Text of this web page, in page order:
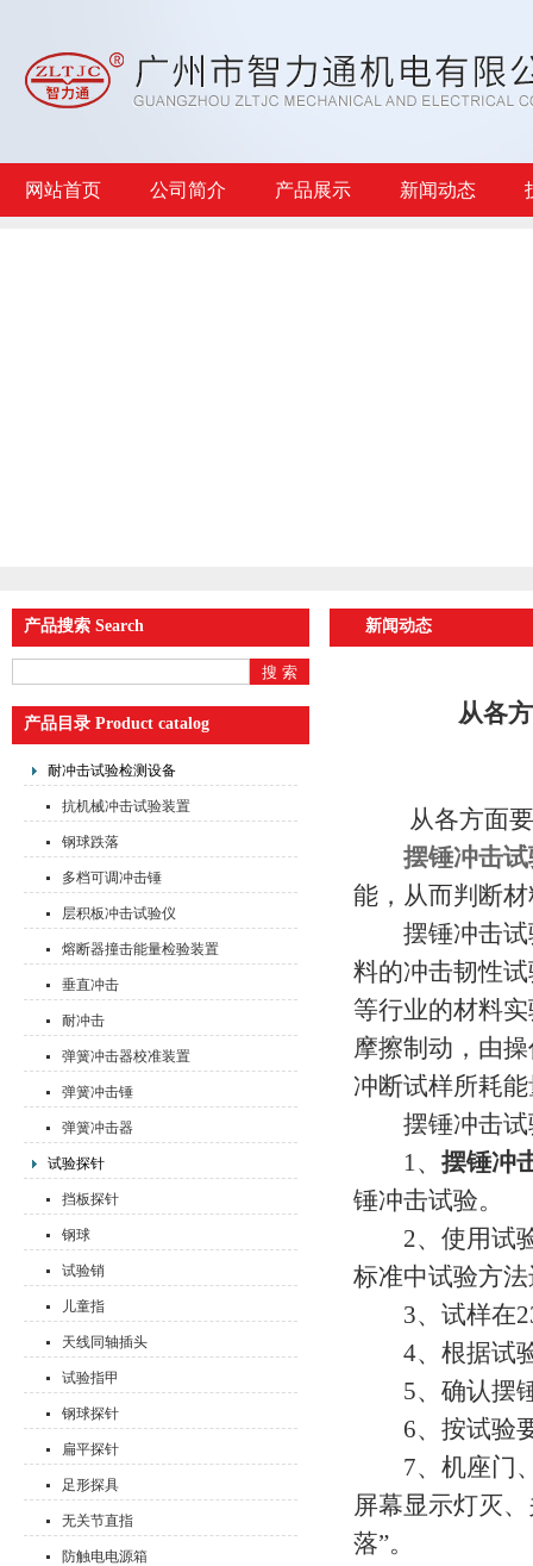
网站首页 公司简介 产品展示 新闻动态
产品搜索 Search
产品目录 Product catalog
耐冲击试验检测设备
抗机械冲击试验装置
钢球跌落
多档可调冲击锤
层积板冲击试验仪
熔断器撞击能量检验装置
垂直冲击
耐冲击
弹簧冲击器校准装置
弹簧冲击锤
弹簧冲击器
试验探针
挡板探针
钢球
试验销
儿童指
天线同轴插头
试验指甲
钢球探针
扁平探针
足形探具
无关节直指
防触电电源箱
新闻动态
从各
从各方面要
摆锤冲击
能，从而判断
摆锤冲击试
料的冲击韧性
等行业的材料
摩擦制动，由
冲断试样所耗
摆锤冲击试
1、 摆锤冲
锤冲击试验。
2、使用试验
标准中试验方
3、试样在
4、根据试验
5、确认摆锤
6、按试验要
7、机座门、
屏幕显示灯灭
落”。